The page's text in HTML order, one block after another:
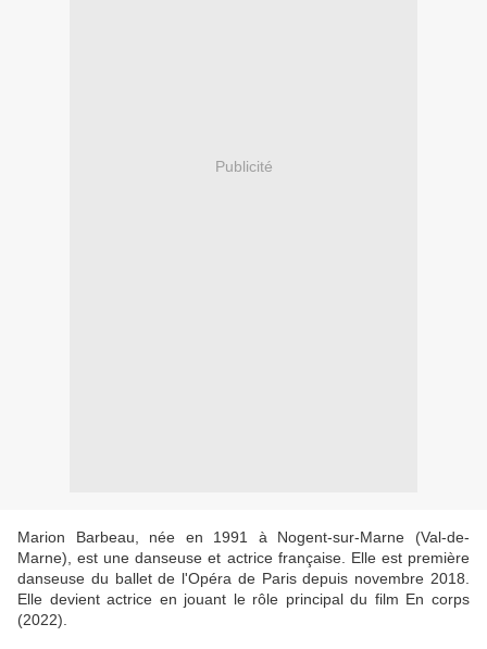
Publicité
Marion Barbeau, née en 1991 à Nogent-sur-Marne (Val-de-
Marne), est une danseuse et actrice française. Elle est première
danseuse du ballet de l'Opéra de Paris depuis novembre 2018.
Elle devient actrice en jouant le rôle principal du film En corps
(2022).